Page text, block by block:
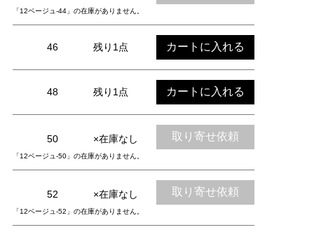
「12ベージュ-44」の在庫がありません。
46 残り1点 カートに入れる
48 残り1点 カートに入れる
50 ×在庫なし 取り寄せ依頼
「12ベージュ-50」の在庫がありません。
52 ×在庫なし 取り寄せ依頼
「12ベージュ-52」の在庫がありません。